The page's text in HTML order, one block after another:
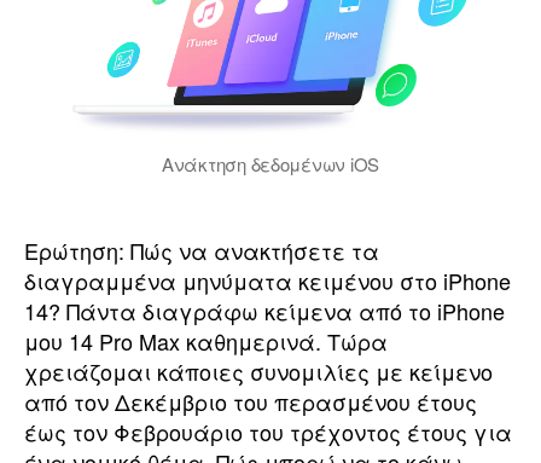
Ανάκτηση δεδομένων iOS
Ερώτηση: Πώς να ανακτήσετε τα
διαγραμμένα μηνύματα κειμένου στο iPhone
14? Πάντα διαγράφω κείμενα από το iPhone
μου 14 Pro Max καθημερινά. Τώρα
χρειάζομαι κάποιες συνομιλίες με κείμενο
από τον Δεκέμβριο του περασμένου έτους
έως τον Φεβρουάριο του τρέχοντος έτους για